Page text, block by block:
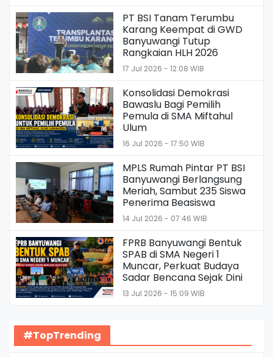
PT BSI Tanam Terumbu
Karang Keempat di GWD
Banyuwangi Tutup
Rangkaian HLH 2026
17 Jul 2026 - 12:08 WIB
Konsolidasi Demokrasi
Bawaslu Bagi Pemilih
Pemula di SMA Miftahul
Ulum
16 Jul 2026 - 17:50 WIB
MPLS Rumah Pintar PT BSI
Banyuwangi Berlangsung
Meriah, Sambut 235 Siswa
Penerima Beasiswa
14 Jul 2026 - 07:46 WIB
FPRB Banyuwangi Bentuk
SPAB di SMA Negeri 1
Muncar, Perkuat Budaya
Sadar Bencana Sejak Dini
13 Jul 2026 - 15:09 WIB
#TopTrending